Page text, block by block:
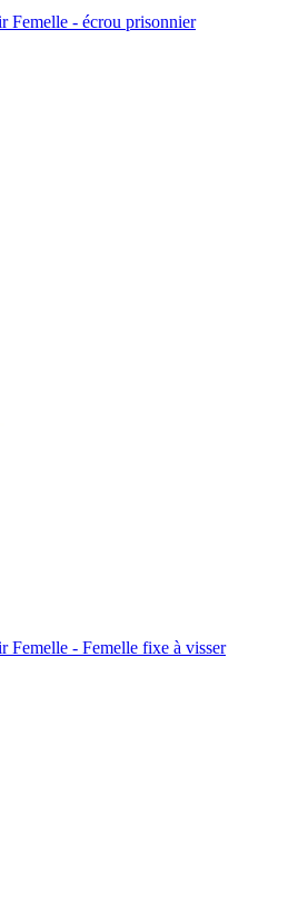
Femelle - écrou prisonnier
Femelle - Femelle fixe à visser